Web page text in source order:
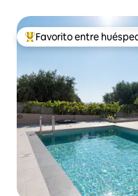
Favorito entre los
Favorito entre